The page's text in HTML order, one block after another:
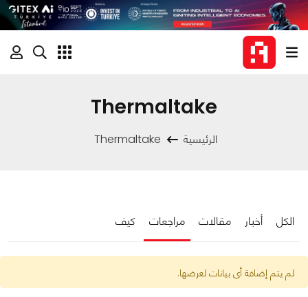
Thermaltake
الرئيسية Thermaltake
الكل أخبار مقالات مراجعات كيف
لم يتم إضافة أى بيانات لعرضها.